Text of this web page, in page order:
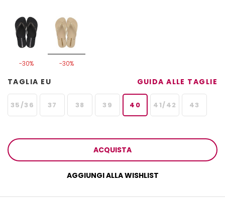
-30% -30%
TAGLIA EU GUIDA ALLE TAGLIE
35/36 37 38 39 40 41/42 43
ACQUISTA
AGGIUNGI ALLA WISHLIST